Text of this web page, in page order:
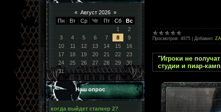
« Август 2026 »
Пн
Вт Ср Чт Пт Сб
Вс
1
2
3
4 5 6 7 8
9
10
11 12 13 14 15
16
17
18 19 20 21 22
23
24
25 26 27 28 29
30
31
Наш опрос
когда выйдет сталкер 2?
Просмотров: 4975 Добавил:
"Игроки не
студии и пиар-